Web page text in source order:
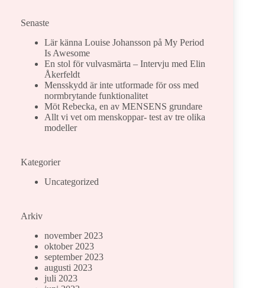
Senaste
Lär känna Louise Johansson på My Period
Is Awesome
En stol för vulvasmärta – Intervju med Elin
Åkerfeldt
Mensskydd är inte utformade för oss med
normbrytande funktionalitet
Möt Rebecka, en av MENSENS grundare
Allt vi vet om menskoppar- test av tre olika
modeller
Kategorier
Uncategorized
Arkiv
november 2023
oktober 2023
september 2023
augusti 2023
juli 2023